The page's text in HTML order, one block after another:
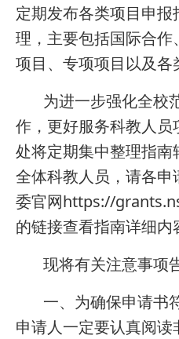
定期发布各类项目申
理，主要包括国际合
项目、专项项目以及各
为进一步强化全校
作，更好服务科教人
处将定期集中整理指
全体科教人员，请各
委官网https://
的链接查看指南详细内
现将有关注意事项
一、为确保申请书
申请人一定要认真阅